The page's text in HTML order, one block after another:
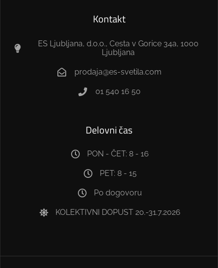
Kontakt
ES Ljubljana, d.o.o., Cesta v Gorice 34a, 1000
Ljubljana
prodaja@es-svetila.com
01 540 16 50
Delovni čas
PON - ČET: 8 - 16
PET: 8 - 15
Po dogovoru
KOLEKTIVNI DOPUST 20.-31.7.2026